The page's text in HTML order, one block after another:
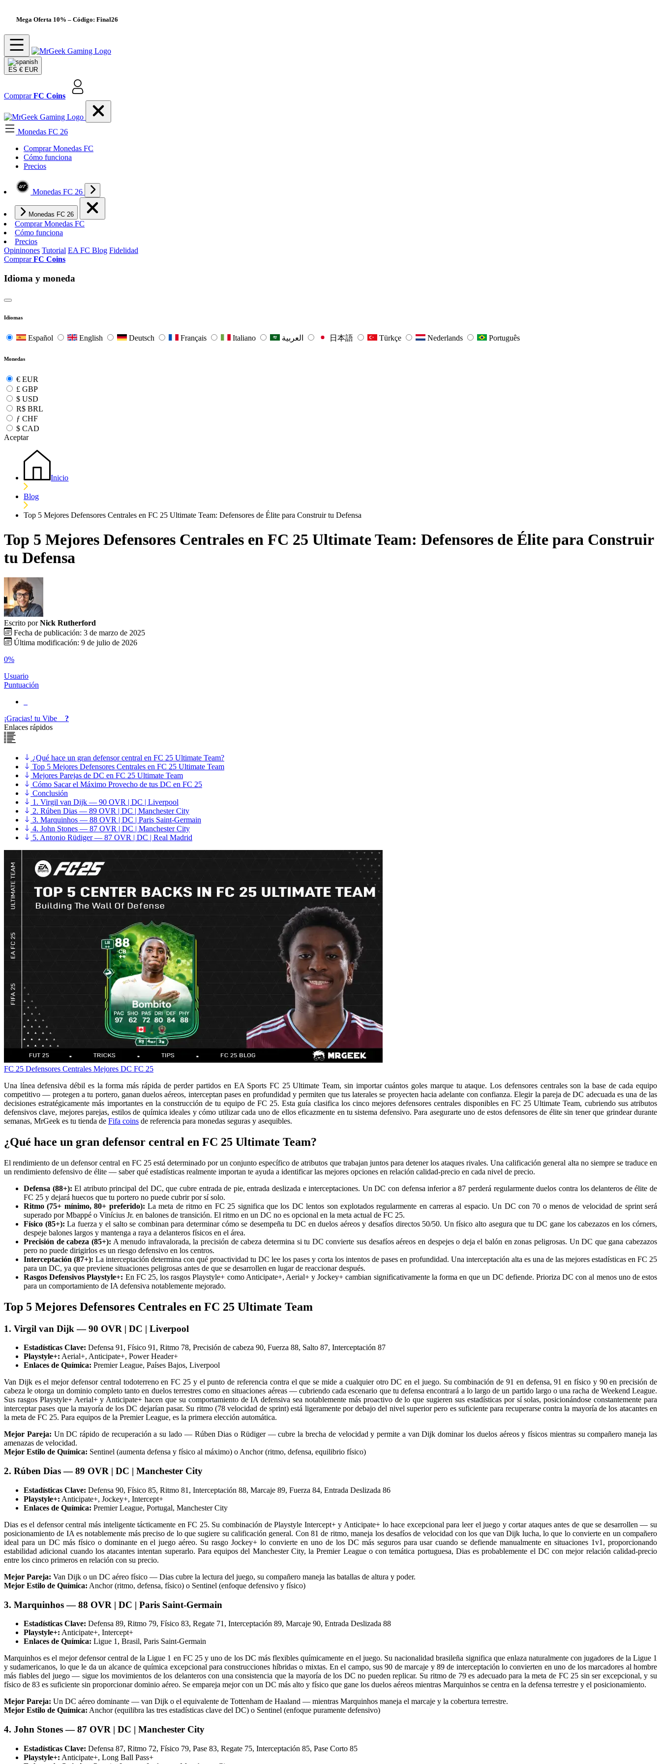
Mega Oferta 10% – Código: Final26
ES € EUR
ComprarFC Coins
Monedas FC 26
Comprar Monedas FC
Cómo funciona
Precios
Monedas FC 26
Monedas FC 26
Comprar Monedas FC
Cómo funciona
Precios
Opininones Tutorial EA FC Blog Fidelidad
ComprarFC Coins
Idioma y moneda
Idiomas
Español English Deutsch Français Italiano 日本語 Türkçe Nederlands Português
Monedas
€ EUR
£ GBP
$ USD
R$ BRL
ƒ CHF
$ CAD
Aceptar
Inicio
Blog
Top 5 Mejores Defensores Centrales en FC 25 Ultimate Team: Defensores de Élite para Construir tu Defensa
Top 5 Mejores Defensores Centrales en FC 25 Ultimate Team: Defensores de Élite para Construir
tu Defensa
Escrito por Nick Rutherford
Fecha de publicación: 3 de marzo de 2025
Última modificación: 9 de julio de 2026
0%
Usuario
Puntuación
¡Gracias! tu Vibe
?
Enlaces rápidos
¿Qué hace un gran defensor central en FC 25 Ultimate Team?
Top 5 Mejores Defensores Centrales en FC 25 Ultimate Team
Mejores Parejas de DC en FC 25 Ultimate Team
Cómo Sacar el Máximo Provecho de tus DC en FC 25
Conclusión
1. Virgil van Dijk — 90 OVR | DC | Liverpool
2. Rúben Dias — 89 OVR | DC | Manchester City
3. Marquinhos — 88 OVR | DC | Paris Saint-Germain
4. John Stones — 87 OVR | DC | Manchester City
5. Antonio Rüdiger — 87 OVR | DC | Real Madrid
FC 25 Defensores Centrales Mejores DC FC 25
Una línea defensiva débil es la forma más rápida de perder partidos en EA Sports FC 25 Ultimate Team, sin importar cuántos goles marque tu ataque. Los defensores centrales son la base de cada equipo
competitivo — protegen a tu portero, ganan duelos aéreos, interceptan pases en profundidad y permiten que tus laterales se proyecten hacia adelante con confianza. Elegir la pareja de DC adecuada es una de las
decisiones estratégicamente más importantes en la construcción de tu equipo de FC 25. Esta guía clasifica los cinco mejores defensores centrales disponibles en FC 25 Ultimate Team, cubriendo sus atributos
defensivos clave, mejores parejas, estilos de química ideales y cómo utilizar cada uno de ellos eficazmente en tu sistema defensivo. Para asegurarte uno de estos defensores de élite sin tener que grindear durante
semanas, MrGeek es tu tienda de Fifa coins de referencia para monedas seguras y asequibles.
¿Qué hace un gran defensor central en FC 25 Ultimate Team?
El rendimiento de un defensor central en FC 25 está determinado por un conjunto específico de atributos que trabajan juntos para detener los ataques rivales. Una calificación general alta no siempre se traduce en
un rendimiento defensivo de élite — saber qué estadísticas realmente importan te ayuda a identificar las mejores opciones en relación calidad-precio en cada nivel de precio.
Defensa (88+): El atributo principal del DC, que cubre entrada de pie, entrada deslizada e interceptaciones. Un DC con defensa inferior a 87 perderá regularmente duelos contra los delanteros de élite de
FC 25 y dejará huecos que tu portero no puede cubrir por sí solo.
Ritmo (75+ mínimo, 80+ preferido): La meta de ritmo en FC 25 significa que los DC lentos son explotados regularmente en carreras al espacio. Un DC con 70 o menos de velocidad de sprint será
superado por Mbappé o Vinícius Jr. en balones de transición. El ritmo en un DC no es opcional en la meta actual de FC 25.
Físico (85+): La fuerza y el salto se combinan para determinar cómo se desempeña tu DC en duelos aéreos y desafíos directos 50/50. Un físico alto asegura que tu DC gane los cabezazos en los córners,
despeje balones largos y mantenga a raya a delanteros físicos en el área.
Precisión de cabeza (85+): A menudo infravalorada, la precisión de cabeza determina si tu DC convierte sus desafíos aéreos en despejes o deja el balón en zonas peligrosas. Un DC que gana cabezazos
pero no puede dirigirlos es un riesgo defensivo en los centros.
Interceptación (87+): La interceptación determina con qué proactividad tu DC lee los pases y corta los intentos de pases en profundidad. Una interceptación alta es una de las mejores estadísticas en FC 25
para un DC, ya que previene situaciones peligrosas antes de que se desarrollen en lugar de reaccionar después.
Rasgos Defensivos Playstyle+: En FC 25, los rasgos Playstyle+ como Anticipate+, Aerial+ y Jockey+ cambian significativamente la forma en que un DC defiende. Prioriza DC con al menos uno de estos
para un comportamiento de IA defensiva notablemente mejorado.
Top 5 Mejores Defensores Centrales en FC 25 Ultimate Team
1. Virgil van Dijk — 90 OVR | DC | Liverpool
Estadísticas Clave: Defensa 91, Físico 91, Ritmo 78, Precisión de cabeza 90, Fuerza 88, Salto 87, Interceptación 87
Playstyle+: Aerial+, Anticipate+, Power Header+
Enlaces de Química: Premier League, Países Bajos, Liverpool
Van Dijk es el mejor defensor central todoterreno en FC 25 y el punto de referencia contra el que se mide a cualquier otro DC en el juego. Su combinación de 91 en defensa, 91 en físico y 90 en precisión de
cabeza le otorga un dominio completo tanto en duelos terrestres como en situaciones aéreas — cubriendo cada escenario que tu defensa encontrará a lo largo de un partido largo o una racha de Weekend League.
Sus rasgos Playstyle+ Aerial+ y Anticipate+ hacen que su comportamiento de IA defensiva sea notablemente más proactivo de lo que sugieren sus estadísticas por sí solas, posicionándose constantemente para
interceptar pases que la mayoría de los DC dejarían pasar. Su ritmo (78 velocidad de sprint) está ligeramente por debajo del nivel superior pero es suficiente para recuperarse contra la mayoría de los atacantes en
la meta de FC 25. Para equipos de la Premier League, es la primera elección automática.
Mejor Pareja: Un DC rápido de recuperación a su lado — Rúben Dias o Rüdiger — cubre la brecha de velocidad y permite a van Dijk dominar los duelos aéreos y físicos mientras su compañero maneja las
amenazas de velocidad.
Mejor Estilo de Química: Sentinel (aumenta defensa y físico al máximo) o Anchor (ritmo, defensa, equilibrio físico)
2. Rúben Dias — 89 OVR | DC | Manchester City
Estadísticas Clave: Defensa 90, Físico 85, Ritmo 81, Interceptación 88, Marcaje 89, Fuerza 84, Entrada Deslizada 86
Playstyle+: Anticipate+, Jockey+, Intercept+
Enlaces de Química: Premier League, Portugal, Manchester City
Dias es el defensor central más inteligente tácticamente en FC 25. Su combinación de Playstyle Intercept+ y Anticipate+ lo hace excepcional para leer el juego y cortar ataques antes de que se desarrollen — su
posicionamiento de IA es notablemente más preciso de lo que sugiere su calificación general. Con 81 de ritmo, maneja los desafíos de velocidad con los que van Dijk lucha, lo que lo convierte en un compañero
ideal para un DC más físico o dominante en el juego aéreo. Su rasgo Jockey+ lo convierte en uno de los DC más seguros para usar cuando se defiende manualmente en situaciones 1v1, proporcionando
estabilidad adicional cuando los atacantes intentan superarlo. Para equipos del Manchester City, la Premier League o con temática portuguesa, Dias es probablemente el DC con mejor relación calidad-precio
entre los cinco primeros en relación con su precio.
Mejor Pareja: Van Dijk o un DC aéreo físico — Dias cubre la lectura del juego, su compañero maneja las batallas de altura y poder.
Mejor Estilo de Química: Anchor (ritmo, defensa, físico) o Sentinel (enfoque defensivo y físico)
3. Marquinhos — 88 OVR | DC | Paris Saint-Germain
Estadísticas Clave: Defensa 89, Ritmo 79, Físico 83, Regate 71, Interceptación 89, Marcaje 90, Entrada Deslizada 88
Playstyle+: Anticipate+, Intercept+
Enlaces de Química: Ligue 1, Brasil, Paris Saint-Germain
Marquinhos es el mejor defensor central de la Ligue 1 en FC 25 y uno de los DC más flexibles químicamente en el juego. Su nacionalidad brasileña significa que enlaza naturalmente con jugadores de la Ligue 1
y sudamericanos, lo que le da un alcance de química excepcional para construcciones híbridas o mixtas. En el campo, sus 90 de marcaje y 89 de interceptación lo convierten en uno de los marcadores al hombre
más fiables del juego — sigue los movimientos de los delanteros con una consistencia que la mayoría de los DC no pueden replicar. Su ritmo de 79 es adecuado para la meta de FC 25 sin ser excepcional, y su
físico de 83 es suficiente sin proporcionar dominio aéreo. Se empareja mejor con un DC más alto y físico que gane los duelos aéreos mientras Marquinhos se centra en la defensa terrestre y el posicionamiento.
Mejor Pareja: Un DC aéreo dominante — van Dijk o el equivalente de Tottenham de Haaland — mientras Marquinhos maneja el marcaje y la cobertura terrestre.
Mejor Estilo de Química: Anchor (equilibra las tres estadísticas clave del DC) o Sentinel (enfoque puramente defensivo)
4. John Stones — 87 OVR | DC | Manchester City
Estadísticas Clave: Defensa 87, Ritmo 72, Físico 79, Pase 83, Regate 75, Interceptación 85, Pase Corto 85
Playstyle+: Anticipate+, Long Ball Pass+